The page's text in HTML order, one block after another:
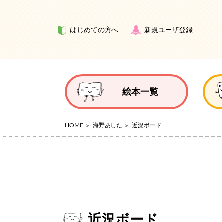
はじめての方へ 新規ユーザ登録
絵本一覧
HOME 海野あした 近況ボード